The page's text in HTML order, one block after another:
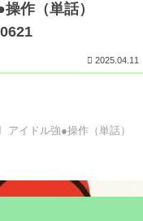
作（単話）
2025.04.11
アイドル強●操作（単話）